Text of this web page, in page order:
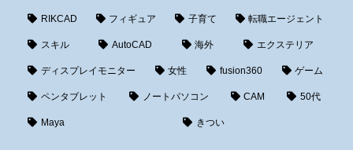
RIKCAD フィギュア 子育て 転職エージェント
スキル AutoCAD 海外 エクステリア
ディスプレイモニター 女性 fusion360 ゲーム
ペンタブレット ノートパソコン CAM 50代
Maya きつい